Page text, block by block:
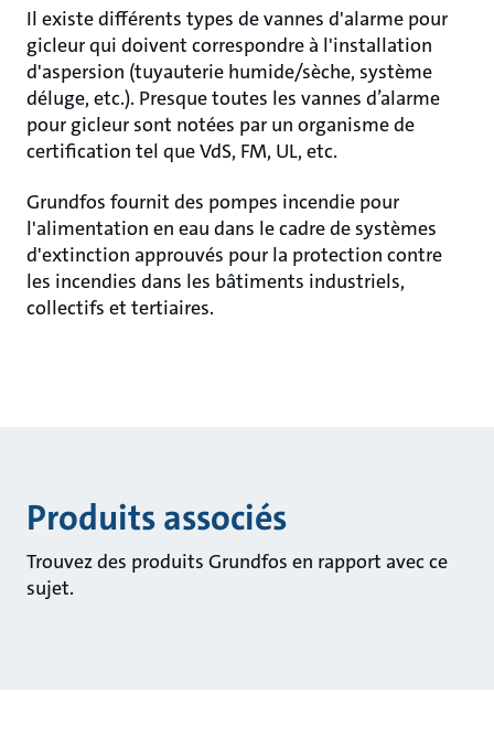
Il existe différents types de vannes d'alarme pour
gicleur qui doivent correspondre à l'installation
d'aspersion (tuyauterie humide/sèche, système
déluge, etc.). Presque toutes les vannes d’alarme
pour gicleur sont notées par un organisme de
certification tel que VdS, FM, UL, etc.
Grundfos fournit des pompes incendie pour
l'alimentation en eau dans le cadre de systèmes
d'extinction approuvés pour la protection contre
les incendies dans les bâtiments industriels,
collectifs et tertiaires.
Produits associés
Trouvez des produits Grundfos en rapport avec ce
sujet.